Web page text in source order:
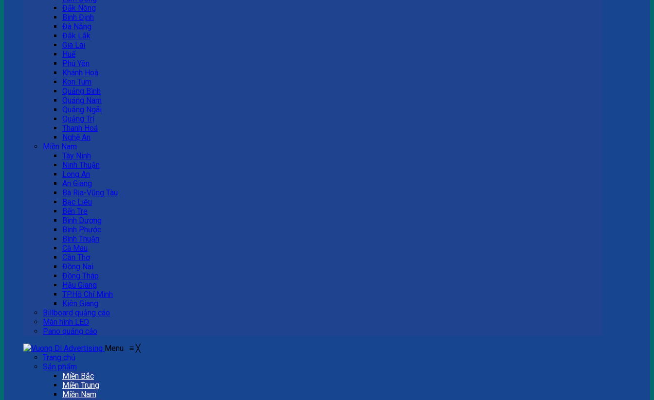
Đắk Nông
Bình Định
Đà Nẵng
Đắk Lắk
Gia Lai
Huế
Phú Yên
Khánh Hoà
Kon Tum
Quảng Bình
Quảng Nam
Quảng Ngãi
Quảng Trị
Thanh Hoá
Nghệ An
Miền Nam
Tây Ninh
Ninh Thuận
Long An
An Giang
Bà Rịa-Vũng Tàu
Bạc Liêu
Bến Tre
Bình Dương
Bình Phước
Bình Thuận
Cà Mau
Cần Thơ
Đồng Nai
Đồng Tháp
Hậu Giang
TP.Hồ Chí Minh
Kiên Giang
Billboard quảng cáo
Màn hình LED
Pano quảng cáo
Menu ≡ ╳
Trang chủ
Sản phẩm
Miền Bắc
Miền Trung
Miền Nam